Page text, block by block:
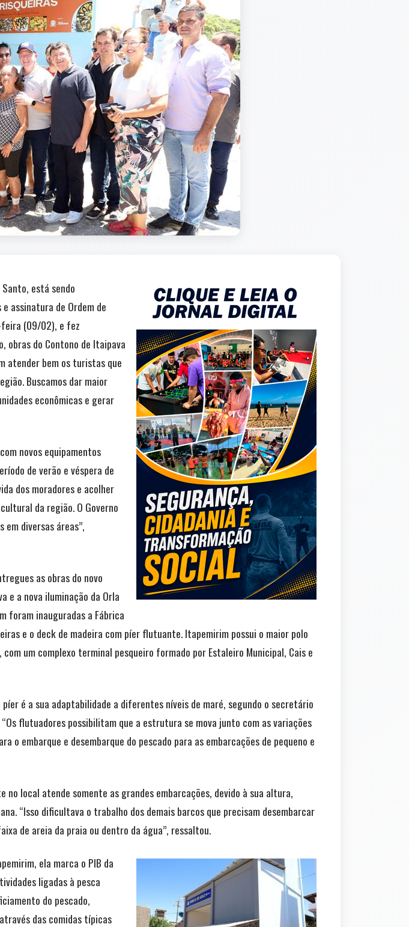
está sendo
assinatura de Ordem de
feira (09/02), e fez
obras do Contono de Itaipava
atender bem os turistas que
Buscamos dar maior
econômicas e gerar
novos equipamentos
de verão e véspera de
dos moradores e acolher
da região. O Governo
diversas áreas”,
as obras do novo
e a nova iluminação da Orla
foram inauguradas a Fábrica
e o deck de madeira com píer flutuante. Itapemirim possui o maior polo
um complexo terminal pesqueiro formado por Estaleiro Municipal, Cais e
píer é a sua adaptabilidade a diferentes níveis de maré, segundo o secretário
flutuadores possibilitam que a estrutura se mova junto com as variações
embarque e desembarque do pescado para as embarcações de pequeno e
local atende somente as grandes embarcações, devido à sua altura,
“Isso dificultava o trabalho dos demais barcos que precisam desembarcar
de areia da praia ou dentro da água”, ressaltou.
ela marca o PIB da
ligadas à pesca
do pescado,
das comidas típicas